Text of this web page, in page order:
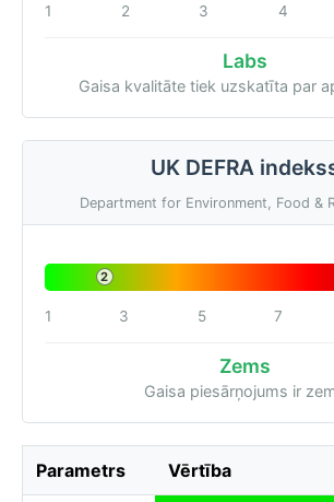
1 2 3 4
Labs
Gaisa kvalitāte tiek uzskatīta par
UK DEFRA
Department for Environment, Food &
2
1 3 5 7
Zems
Gaisa piesārņojums ir
Parametrs Vērtība